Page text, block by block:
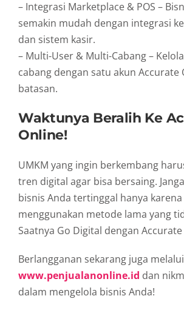
– Integrasi Marketplace & POS –
semakin mudah dengan integrasi
dan sistem kasir.
– Multi-User & Multi-Cabang –
cabang dengan satu akun Accurate
batasan.
Waktunya Beralih Ke
Online!
UMKM yang ingin berkembang
tren digital agar bisa bersaing.
bisnis Anda tertinggal hanya
menggunakan metode lama yang
Saatnya Go Digital dengan
Berlangganan sekarang juga melalui
www.penjualanonline.id dan
dalam mengelola bisnis Anda!